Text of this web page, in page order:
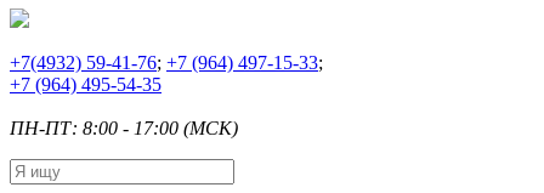
+7(4932) 59-41-76; +7 (964) 497-15-33;
+7 (964) 495-54-35
ПН-ПТ: 8:00 - 17:00 (МСК)